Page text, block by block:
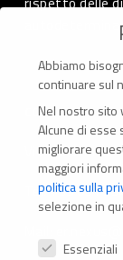
CONTATTI
Via Marconi
Tel. +39 051
Abbiamo
continuare sul
Nel nostro sito
Alcune di esse
migliorare
maggiori
politica sulla
selezione in
Preferenze
Essenziali